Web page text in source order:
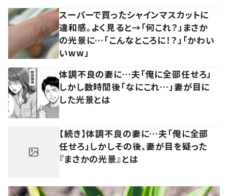
スーパーで買ったシャインマスカットに
違和感。よく見ると→「何これ？」まさか
の光景に…「こんなところに！？」「かわい
いww」
体調不良の妻に…夫「俺に全部任せろ」
しかし数時間後「なにこれ…」妻が目に
した光景とは
【続き】体調不良の妻に…夫「俺に全部
任せろ」しかしその後、妻が目を疑った
『まさかの光景』とは